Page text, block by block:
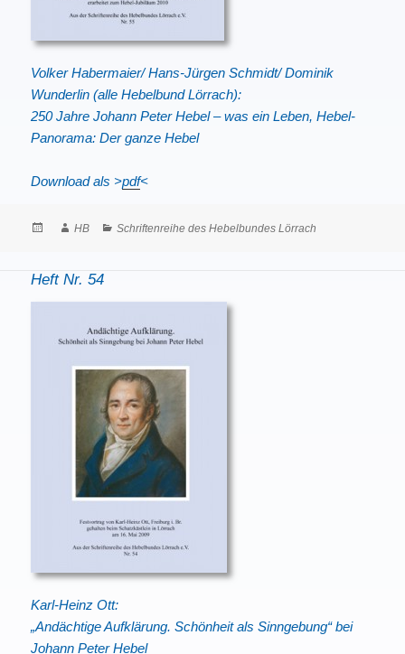
Volker Habermaier/ Hans-Jürgen Schmidt/ Dominik
Wunderlin (alle Hebelbund Lörrach):
250 Jahre Johann Peter Hebel – was ein Leben, Hebel-
Panorama: Der ganze Hebel
Download als >pdf<
PostedAuthor
HB Categories
Schriftenreihe des Hebelbundes Lörrach
Heft Nr. 54
Karl-Heinz Ott:
„Andächtige Aufklärung. Schönheit als Sinngebung“ bei
Johann Peter Hebel